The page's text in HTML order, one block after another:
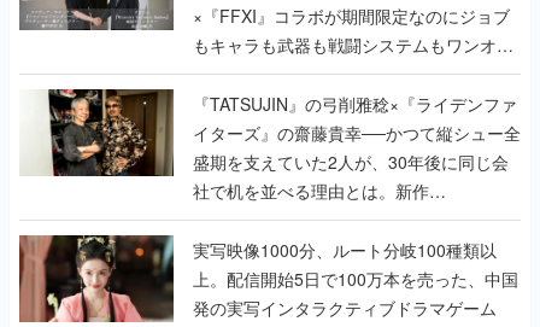
×『FFXI』コラボが期間限定なのにジョブ
もキャラも武器も戦闘システムもワンオフ
で作り込まれた理由を両ディレクターに聞
く
『TATSUJIN』の弓削雅稔×『ライデンファ
イターズ』の齋藤貴幸──かつて縦シュー全
盛期を支えていた2人が、30年後に同じ会
社で机を並べる理由とは。新作
『TATSUJIN EXTREME』で初タッグを組
んだレジェンド2人に訊く開発秘話
実写映像1000分、ルート分岐100種類以
上。配信開始5日で100万本を売った、中国
発の実写インタラクティブドラマゲーム